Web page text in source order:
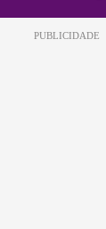
PUBLICIDADE